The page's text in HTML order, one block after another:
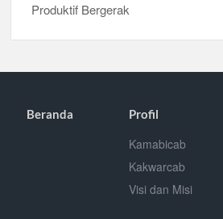
Produktif Bergerak
Beranda Profil
Kamabicab
Kakwarcab
Visi dan Misi